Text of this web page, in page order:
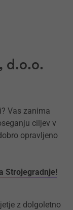
d.o.o.
Vas zanima
ciljev v
opravljeno
Strojegradnje!
z dolgoletno